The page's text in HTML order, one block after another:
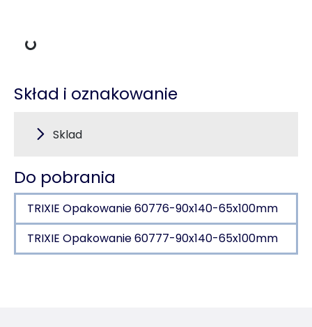
Dane ładowania
Skład i oznakowanie
Sklad
Do pobrania
TRIXIE Opakowanie 60776-90x140-65x100mm
TRIXIE Opakowanie 60777-90x140-65x100mm